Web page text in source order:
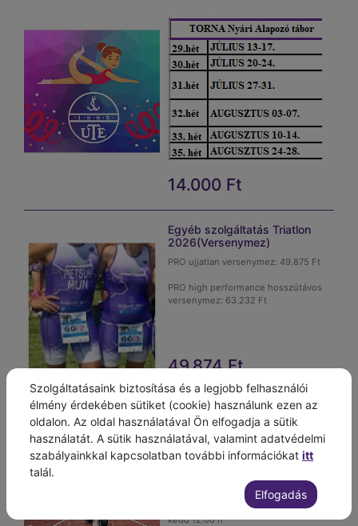
EÜ nyilatkozat
14.000 Ft
Egyéb szolgáltatás Triatlon
2026(Versenymez)
PRO ujjatlan versenymez: 49.875 Ft
PRO high performance hosszútávos
versenymez: 63.232 Ft
49.874Ft
Atlétika 2026 Nyári tábor
Atlétika nyári sporttábor hétköznap
8.00-16.00 óráig
Fizetési határidő: Turnus előtti
kedd 12.00 h
Szolgáltatásaink biztosítása és a legjobb felhasználói
élmény érdekében sütiket (cookie) használunk ezen az
oldalon. Az oldal használatával Ön elfogadja a sütik
használatát. A sütik használatával, valamint adatvédelmi
szabályainkkal kapcsolatban további információkat itt
talál.
Elfogadás